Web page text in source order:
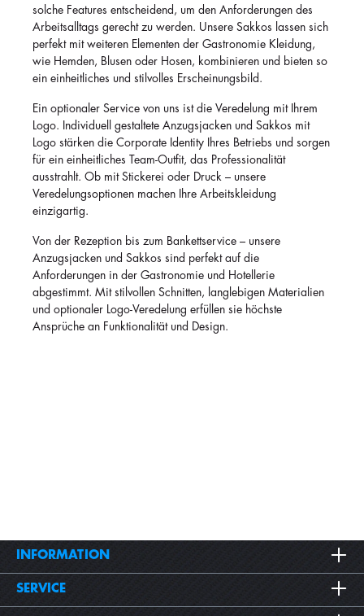
solche Features entscheidend, um den Anforderungen des
Arbeitsalltags gerecht zu werden. Unsere Sakkos lassen sich
perfekt mit weiteren Elementen der Gastronomie Kleidung,
wie Hemden, Blusen oder Hosen, kombinieren und bieten so
ein einheitliches und stilvolles Erscheinungsbild.
Ein optionaler Service von uns ist die Veredelung mit Ihrem
Logo. Individuell gestaltete Anzugsjacken und Sakkos mit
Logo stärken die Corporate Identity Ihres Betriebs und sorgen
für ein einheitliches Team-Outfit, das Professionalität
ausstrahlt. Ob mit Stickerei oder Druck – unsere
Veredelungsoptionen machen Ihre Arbeitskleidung
einzigartig.
Von der Rezeption bis zum Bankettservice – unsere
Anzugsjacken und Sakkos sind perfekt auf die
Anforderungen in der Gastronomie und Hotellerie
abgestimmt. Mit stilvollen Schnitten, langlebigen Materialien
und optionaler Logo-Veredelung erfüllen sie höchste
Ansprüche an Funktionalität und Design.
INFORMATION
SERVICE